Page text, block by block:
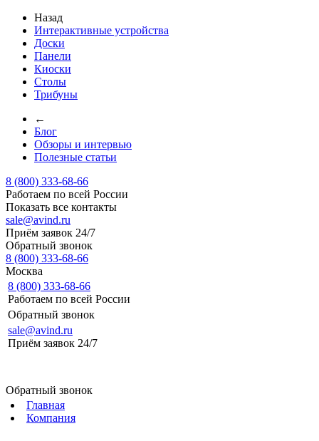
Назад
Интерактивные устройства
Доски
Панели
Киоски
Столы
Трибуны
←
Блог
Обзоры и интервью
Полезные статьи
8 (800) 333-68-66
Работаем по всей России
Показать все контакты
sale@avind.ru
Приём заявок 24/7
Обратный звонок
8 (800) 333-68-66
Москва
8 (800) 333-68-66
Работаем по всей России
Обратный звонок
sale@avind.ru
Приём заявок 24/7
Обратный звонок
Главная
Компания